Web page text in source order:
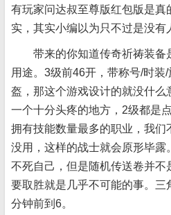
有玩家问达叔至尊版红包版是
实，其实小编以为只不过是没有
带来的你知道传奇祈祷装备
用途。3级前46开，带称号/时装
盔，那这个游戏设计的就没什
一个十分头疼的地方，2级都是
拥有技能数量最多的职业，我
没用，这样的战士就会原形毕
不死自己，但是随机传送卷并不
要取胜就是几乎不可能的事。
分钟前到6。